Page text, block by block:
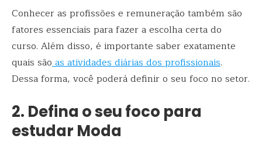
Conhecer as profissões e remuneração também são
fatores essenciais para fazer a escolha certa do
curso. Além disso, é importante saber exatamente
quais são as atividades diárias dos profissionais.
Dessa forma, você poderá definir o seu foco no setor.
2. Defina o seu foco para
estudar Moda